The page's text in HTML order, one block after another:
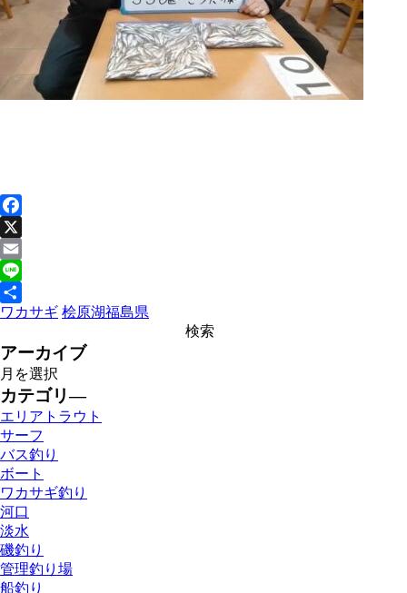
Facebook
X
Email
Line
共
ワカサギ 桧原湖福島県
アーカイブ
カテゴリ―
エリアトラウト
サーフ
バス釣り
ボート
ワカサギ釣り
河口
淡水
磯釣り
管理釣り場
船釣り